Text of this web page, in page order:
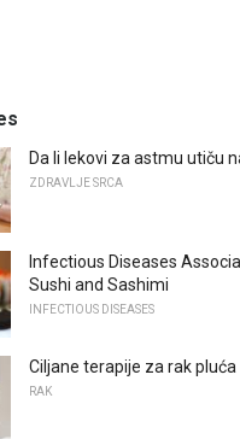
Da li lekovi za astmu utiču
ZDRAVLJE SRCA
Infectious Diseases
Sushi and Sashimi
INFECTIOUS DISEASES
Ciljane terapije za rak pluća
RAK